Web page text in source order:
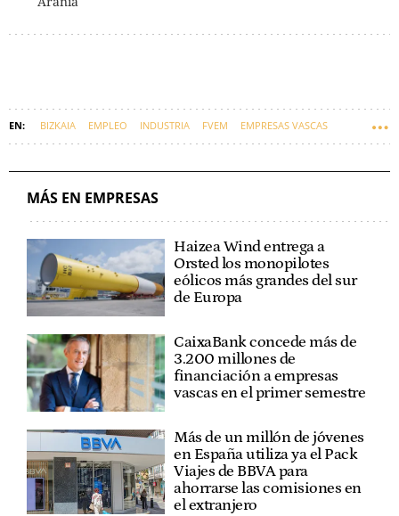
BIZKAIA EMPLEO INDUSTRIA FVEM EMPRESAS VASCAS
MÁS EN EMPRESAS
Haizea Wind entrega a
Orsted los monopilotes
eólicos más grandes del sur
de Europa
CaixaBank concede más de
3.200 millones de
financiación a empresas
vascas en el primer semestre
Más de un millón de jóvenes
en España utiliza ya el Pack
Viajes de BBVA para
ahorrarse las comisiones en
el extranjero